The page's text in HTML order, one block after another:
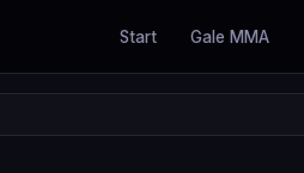
Start Gale MMA